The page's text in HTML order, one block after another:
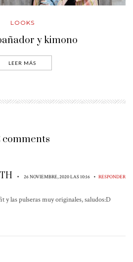
LOOKS
y kimono
LEER MÁS
comments
• 26 NOVIEMBRE, 2020 LAS 10:16 • RESPONDER
y las pulseras muy originales, saludos:D